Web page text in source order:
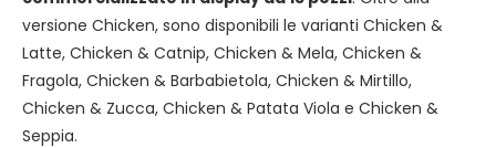
versione Chicken, sono disponibili le varianti Chicken &
Latte, Chicken & Catnip, Chicken & Mela, Chicken &
Fragola, Chicken & Barbabietola, Chicken & Mirtillo,
Chicken & Zucca, Chicken & Patata Viola e Chicken &
Seppia.